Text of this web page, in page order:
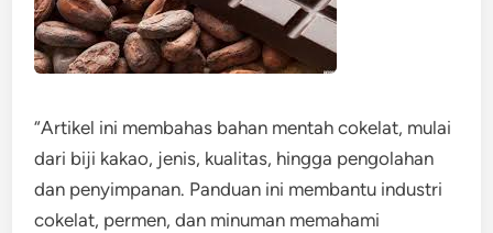
“Artikel ini membahas bahan mentah cokelat, mulai
dari biji kakao, jenis, kualitas, hingga pengolahan
dan penyimpanan. Panduan ini membantu industri
cokelat, permen, dan minuman memahami